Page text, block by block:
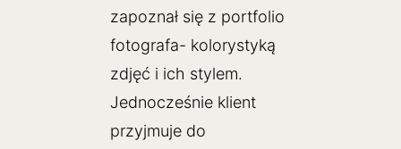
zapoznał się z portfolio
fotografa- kolorystyką
zdjęć i ich stylem.
Jednocześnie klient
przyjmuje do